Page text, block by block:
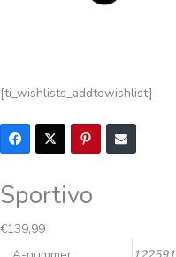
[ti_wishlists_addtowishlist]
Sportivo
€139,99